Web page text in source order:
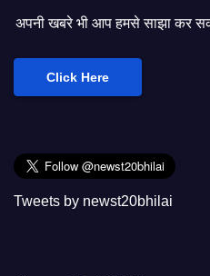
भी आप हमसे साझा कर सकते हैं।
Click Here
Tweets by newst20bhilai